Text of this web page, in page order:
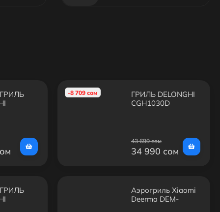
-8 709 сом
ГРИЛЬ DELONGHI
CGH1030D
43 699 сом
34 990 сом
Аэрогриль Xiaomi
Deerma DEM-